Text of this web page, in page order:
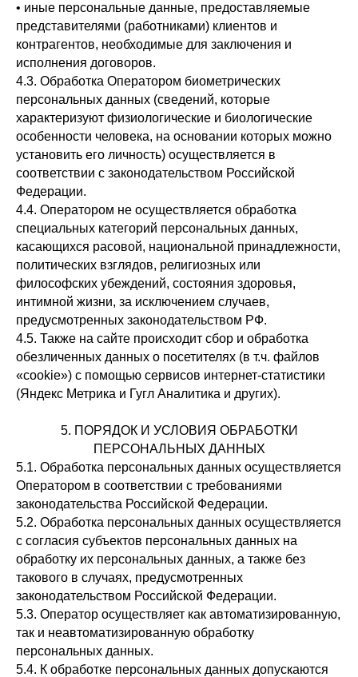
• иные персональные данные, предоставляемые
представителями (работниками) клиентов и
контрагентов, необходимые для заключения и
исполнения договоров.
4.3. Обработка Оператором биометрических
персональных данных (сведений, которые
характеризуют физиологические и биологические
особенности человека, на основании которых можно
установить его личность) осуществляется в
соответствии с законодательством Российской
Федерации.
4.4. Оператором не осуществляется обработка
специальных категорий персональных данных,
касающихся расовой, национальной принадлежности,
политических взглядов, религиозных или
философских убеждений, состояния здоровья,
интимной жизни, за исключением случаев,
предусмотренных законодательством РФ.
4.5. Также на сайте происходит сбор и обработка
обезличенных данных о посетителях (в т.ч. файлов
«cookie») с помощью сервисов интернет-статистики
(Яндекс Метрика и Гугл Аналитика и других).
5. ПОРЯДОК И УСЛОВИЯ ОБРАБОТКИ
ПЕРСОНАЛЬНЫХ ДАННЫХ
5.1. Обработка персональных данных осуществляется
Оператором в соответствии с требованиями
законодательства Российской Федерации.
5.2. Обработка персональных данных осуществляется
с согласия субъектов персональных данных на
обработку их персональных данных, а также без
такового в случаях, предусмотренных
законодательством Российской Федерации.
5.3. Оператор осуществляет как автоматизированную,
так и неавтоматизированную обработку
персональных данных.
5.4. К обработке персональных данных допускаются